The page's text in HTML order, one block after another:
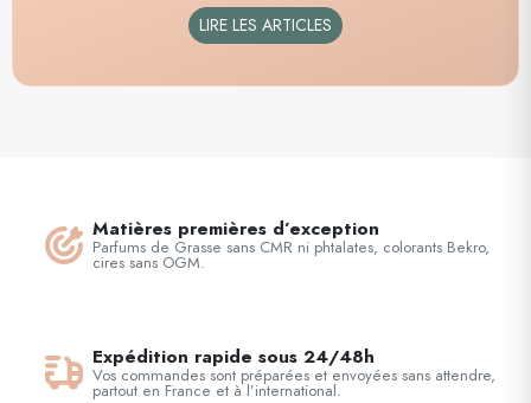
LIRE LES ARTICLES
Matières premières d’exception
Parfums de Grasse sans CMR ni phtalates, colorants Bekro,
cires sans OGM.
Expédition rapide sous 24/48h
Vos commandes sont préparées et envoyées sans attendre,
partout en France et à l’international.